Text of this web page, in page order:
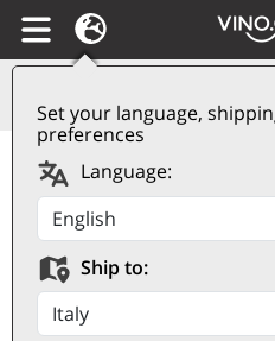
Set your language,
preferences
Language:
Ship to:
Saint-Joseph
Vignes de
2021 E. Guigal
E. GUIGAL
0,75 ℓ